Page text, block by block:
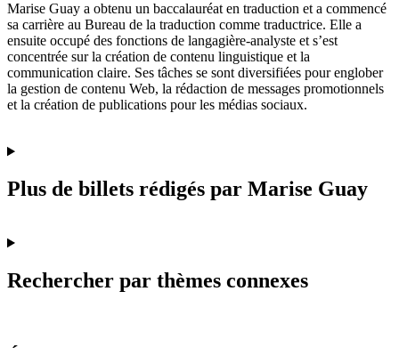
Marise Guay a obtenu un baccalauréat en traduction et a commencé
sa carrière au Bureau de la traduction comme traductrice. Elle a
ensuite occupé des fonctions de langagière-analyste et s’est
concentrée sur la création de contenu linguistique et la
communication claire. Ses tâches se sont diversifiées pour englober
la gestion de contenu Web, la rédaction de messages promotionnels
et la création de publications pour les médias sociaux.
Plus de billets rédigés par Marise Guay
Rechercher par thèmes connexes